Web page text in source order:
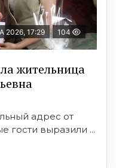
2026, 17:29 104
жительница
адрес от
гости выразили ...